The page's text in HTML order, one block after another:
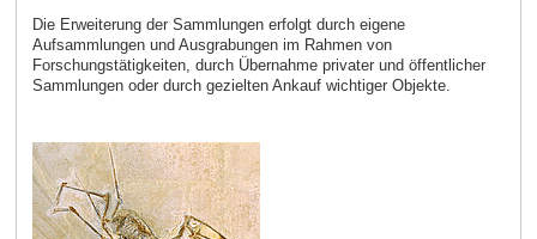
Die Erweiterung der Sammlungen erfolgt durch eigene
Aufsammlungen und Ausgrabungen im Rahmen von
Forschungstätigkeiten, durch Übernahme privater und öffentlicher
Sammlungen oder durch gezielten Ankauf wichtiger Objekte.